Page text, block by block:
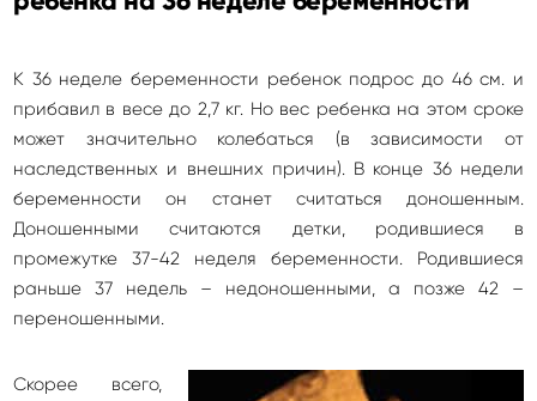
К 36 неделе беременности ребенок подрос до 46 см. и
прибавил в весе до 2,7 кг. Но вес ребенка на этом сроке
может значительно колебаться (в зависимости от
наследственных и внешних причин). В конце 36 недели
беременности он станет считаться доношенным.
Доношенными считаются детки, родившиеся в
промежутке 37-42 неделя беременности. Родившиеся
раньше 37 недель – недоношенными, а позже 42 –
переношенными.
Скорее всего,